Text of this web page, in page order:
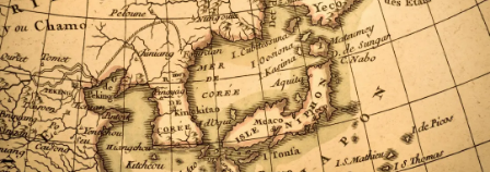
静岡エリア
愛知エリア
三重エリア
滋賀エリア
京都エリア
大阪市エリア
北摂エリア
堺・泉州エリア
河内エリア
兵庫エリア